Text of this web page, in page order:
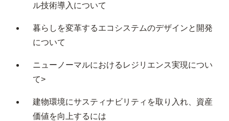
ル技術導入について
暮らしを変革するエコシステムのデザインと開発
について
ニューノーマルにおけるレジリエンス実現につい
て>
建物環境にサスティナビリティを取り入れ、資産
価値を向上するには